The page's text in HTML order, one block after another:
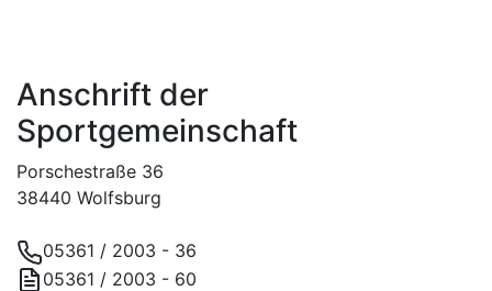
Anschrift der
Sportgemeinschaft
Porschestraße 36
38440 Wolfsburg
05361 / 2003 - 36
05361 / 2003 - 60